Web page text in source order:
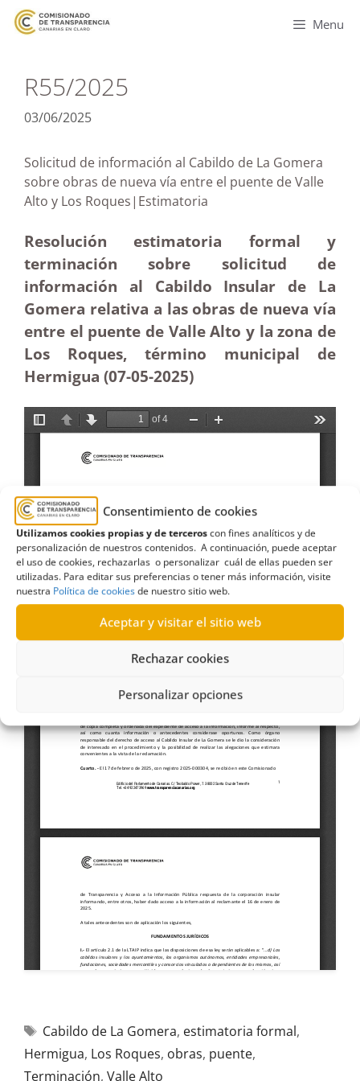
Consentimiento de cookies
Utilizamos cookies propias y de terceroscon fines analíticos y de
personalización de nuestros contenidos. A continuación, puede aceptar
el uso de cookies, rechazarlas o personalizar cuál de ellas pueden ser
utilizadas. Para editar sus preferencias o tener más información, visite
nuestra Política de cookiesde nuestro sitio web.
Aceptar y visitar el sitio web
Rechazar cookies
Personalizar opciones
Menu
R55/2025
03/06/2025
Solicitud de información al Cabildo de La Gomera
sobre obras de nueva vía entre el puente de Valle
Alto y Los Roques|Estimatoria
Resolución estimatoria formal y
terminación sobre solicitud de
información al Cabildo Insular de La
Gomera relativa a las obras de nueva vía
entre el puente de Valle Alto y la zona de
Los Roques, término municipal de
Hermigua (07-05-2025)
Cabildo de La Gomera, estimatoria formal,
Hermigua, Los Roques, obras, puente,
Terminación, Valle Alto